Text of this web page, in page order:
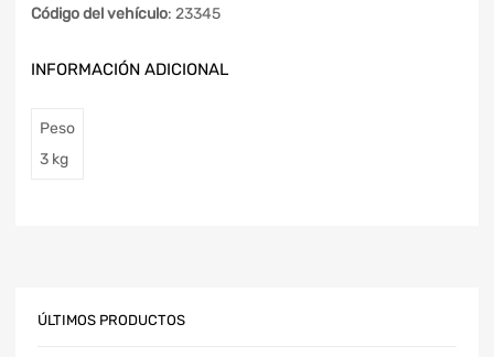
Código del vehículo: 23345
INFORMACIÓN ADICIONAL
Peso
3 kg
ÚLTIMOS PRODUCTOS